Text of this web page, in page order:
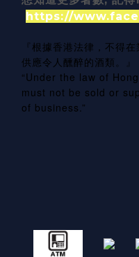
https://
『根據香港法律，不得
供應令人醺醉的酒類。』
“Under the law of
must not be sold or
of business.”